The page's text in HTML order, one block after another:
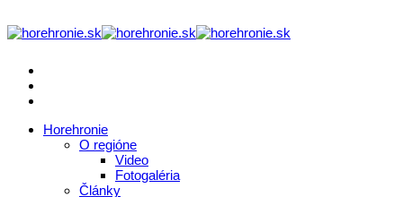
Horehronie
O regióne
Video
Fotogaléria
Články